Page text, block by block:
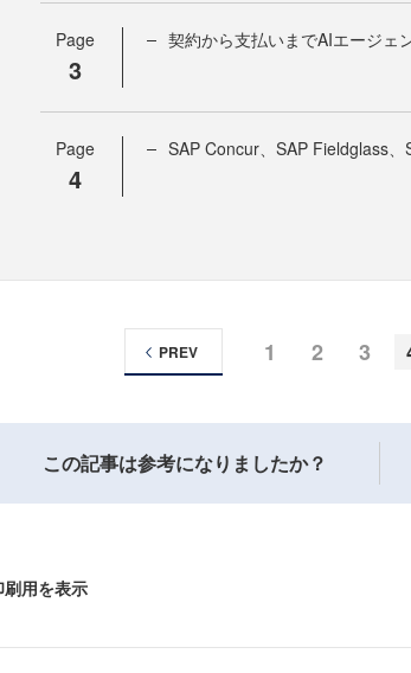
Page
3
契約から支払いまでAIエージェ
Page
4
SAP Concur、SAP Fieldglass
1 2 3
PREV
この記事は参考になりましたか？
刷用を表示